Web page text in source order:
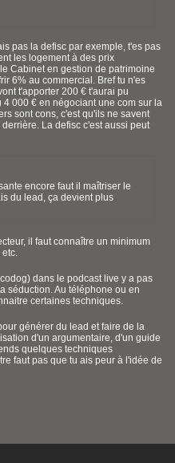
pas la defisc par exemple, t'es pas
les logement à des prix
Cabinet en gestion de patrimoine
6% au commercial. Bref tu n'es
t'apporter 200 € t'aurai pu
000 € en négociant une com sur la
sont cons, c'est qu'ils ne savent
La defisc c'est aussi peut
encore faut il maîtriser le
du lead, ça devient plus
il faut connaître un minimum
etc.
dans le podcast live y a pas
séduction. Au téléphone ou en
certaines techniques.
générer du lead et faire de la
d'un argumentaire, d'un guide
quelques techniques
faut pas que tu ais peur à l'idée de